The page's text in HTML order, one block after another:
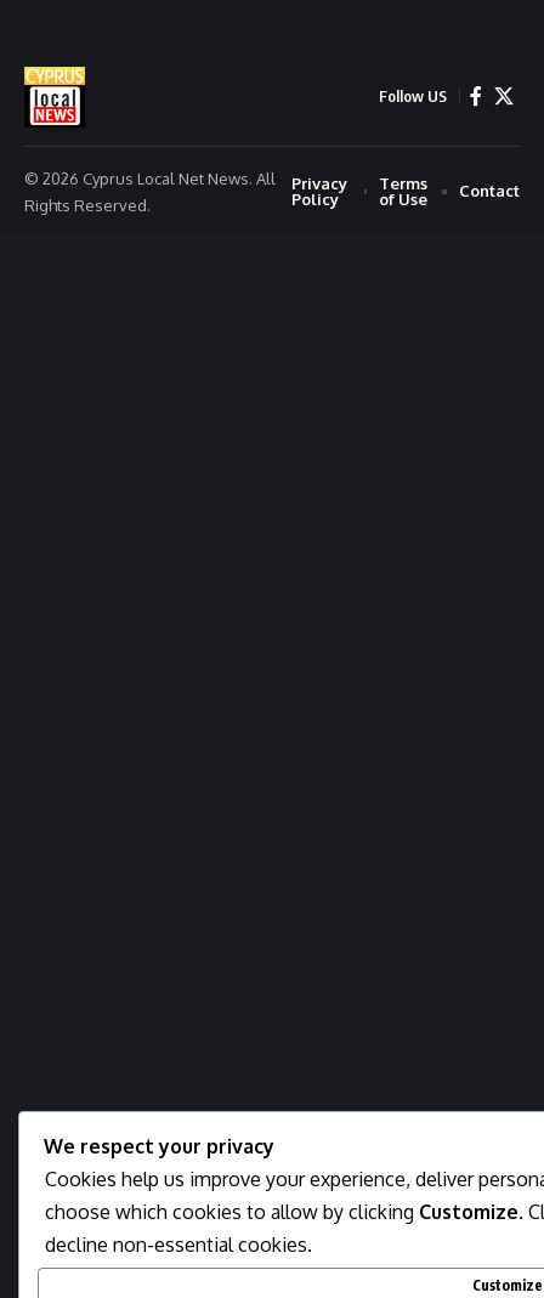
Follow US
© 2026 Cyprus Local Net News. All
Rights Reserved.
Privacy
Policy
Terms
of Use
Contact
We respect your privacy
Cookies help us improve your experience, deliver
choose which cookies to allow by clicking Customize.
decline non-essential cookies.
Customize